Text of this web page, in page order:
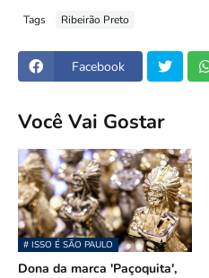
Tags Ribeirão Preto
Facebook
Você Vai Gostar
# ISSO É SÃO PAULO
Dona da marca 'Paçoquita',